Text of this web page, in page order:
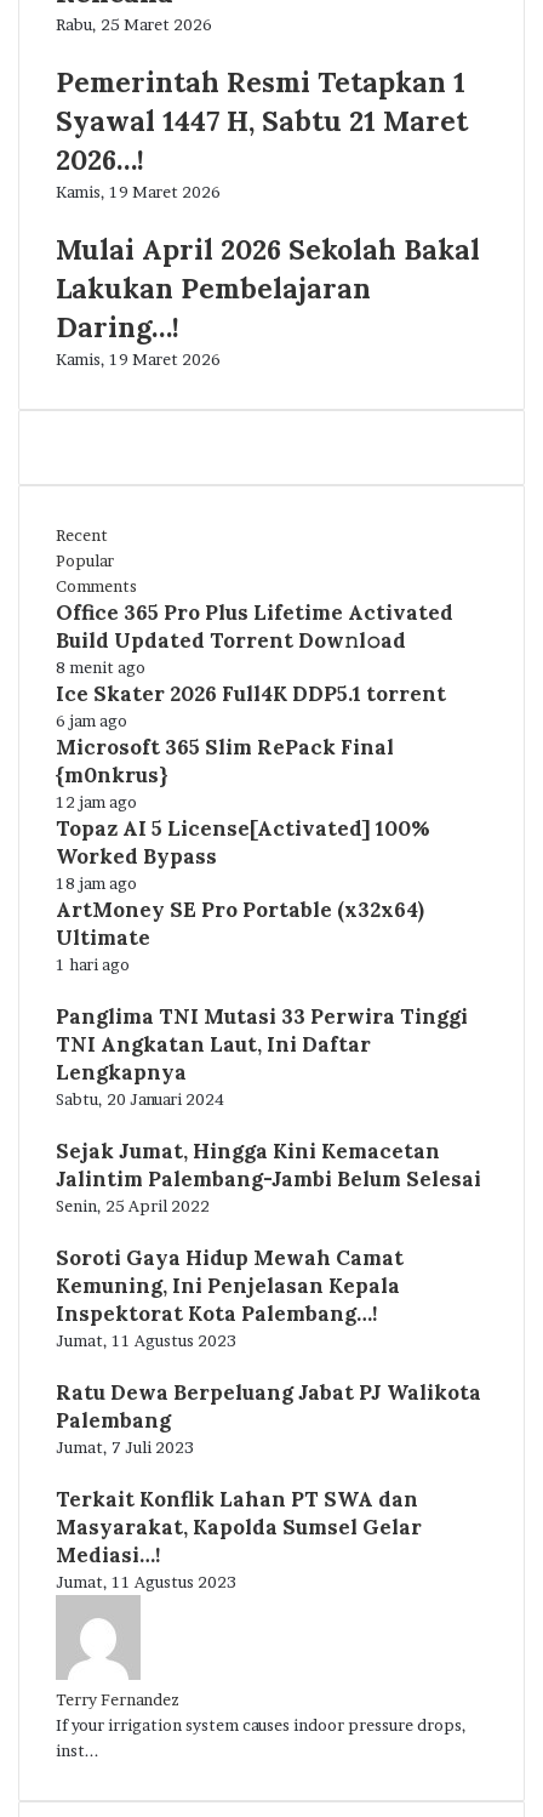
Rabu, 25 Maret 2026
Pemerintah Resmi Tetapkan 1
Syawal 1447 H, Sabtu 21 Maret
2026…!
Kamis, 19 Maret 2026
Mulai April 2026 Sekolah Bakal
Lakukan Pembelajaran
Daring…!
Kamis, 19 Maret 2026
Recent
Popular
Comments
Office 365 Pro Plus Lifetime Activated
Build Updated Torrent Dow𝚗l𝚘аd
8 menit ago
Ice Skater 2026 Full4K DDP5.1 torrent
6 jam ago
Microsoft 365 Slim RePack Final
{m0nkrus}
12 jam ago
Topaz AI 5 License[Activated] 100%
Worked Bypass
18 jam ago
ArtMoney SE Pro Portable (x32x64)
Ultimate
1 hari ago
Panglima TNI Mutasi 33 Perwira Tinggi
TNI Angkatan Laut, Ini Daftar
Lengkapnya
Sabtu, 20 Januari 2024
Sejak Jumat, Hingga Kini Kemacetan
Jalintim Palembang-Jambi Belum Selesai
Senin, 25 April 2022
Soroti Gaya Hidup Mewah Camat
Kemuning, Ini Penjelasan Kepala
Inspektorat Kota Palembang…!
Jumat, 11 Agustus 2023
Ratu Dewa Berpeluang Jabat PJ Walikota
Palembang
Jumat, 7 Juli 2023
Terkait Konflik Lahan PT SWA dan
Masyarakat, Kapolda Sumsel Gelar
Mediasi…!
Jumat, 11 Agustus 2023
Terry Fernandez
If your irrigation system causes indoor pressure drops,
inst...